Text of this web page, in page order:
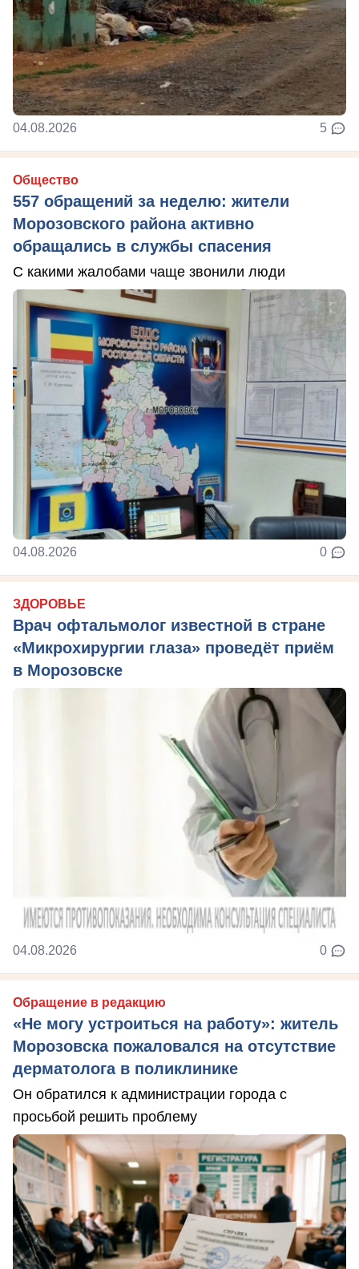
04.08.2026 5
Общество
557 обращений за неделю: жители
Морозовского района активно
обращались в службы спасения
С какими жалобами чаще звонили люди
04.08.2026 0
ЗДОРОВЬЕ
Врач офтальмолог известной в стране
«Микрохирургии глаза» проведёт приём
в Морозовске
04.08.2026 0
Обращение в редакцию
«Не могу устроиться на работу»: житель
Морозовска пожаловался на отсутствие
дерматолога в поликлинике
Он обратился к администрации города с
просьбой решить проблему